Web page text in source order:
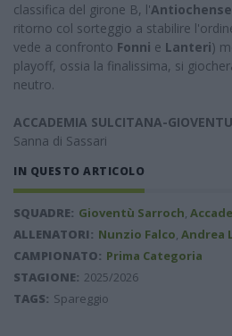
classifica del girone B, l'Antiochense
ritorno col sorteggio a stabilire
vede a confronto Fonni e Lanteri)
playoff, ossia la finalissima, si
neutro.
ACCADEMIA SULCITANA-
Sanna di Sassari
IN QUESTO ARTICOLO
SQUADRE: Gioventù Sarroch,
ALLENATORI: Nunzio Falco, Andrea
CAMPIONATO: Prima Categoria
STAGIONE: 2025/2026
TAGS: Spareggio